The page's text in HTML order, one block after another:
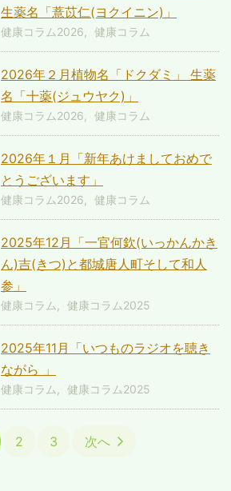
生薬名「薏苡仁(ヨクイニン)」
健康コラム2026 健康コラム
2026年２月植物名「ドクダミ」 生薬
名「十薬(ジュウヤク)」
健康コラム2026 健康コラム
2026年１月「新年あけましておめで
とうございます」
健康コラム2026 健康コラム
2025年12月「一官何欽(いっかんかき
ん)吉(きつ)と都城唐人町そして和人
参」
健康コラム 健康コラム2025
2025年11月「いつものラジオを聴き
ながら 」
健康コラム 健康コラム2025
2 3 次へ